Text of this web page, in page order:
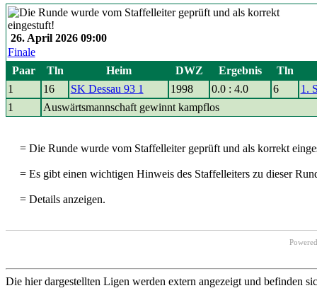
26. April 2026 09:00
Finale
Paar
Tln Heim DWZ Ergebnis
Tln
1
16 SK Dessau 93 1 1998 0.0 : 4.0 6
1.
1
Auswärtsmannschaft gewinnt kampflos
= Die Runde wurde vom Staffelleiter geprüft und als korrekt
= Es gibt einen wichtigen Hinweis des Staffelleiters zu dieser
= Details anzeigen.
Die hier dargestellten Ligen werden extern angezeigt und befinden